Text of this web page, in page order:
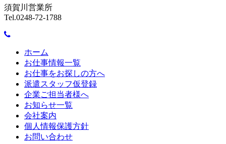
須賀川営業所
Tel.0248-72-1788
ホーム
お仕事情報一覧
お仕事をお探しの方へ
派遣スタッフ仮登録
企業ご担当者様へ
お知らせ一覧
会社案内
個人情報保護方針
お問い合わせ